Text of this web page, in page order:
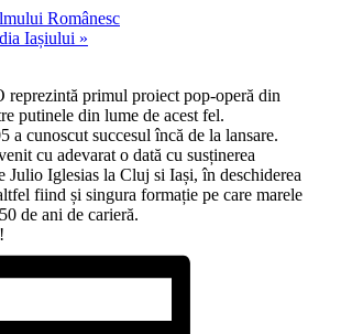
Românesc
Iașiului »
primul proiect pop-operă din
putinele din lume de acest fel.
a cunoscut succesul încă de la lansare.
cu adevarat o dată cu susținerea
Julio Iglesias la Cluj si Iași, în deschiderea
fiind și singura formație pe care marele
de ani de carieră.